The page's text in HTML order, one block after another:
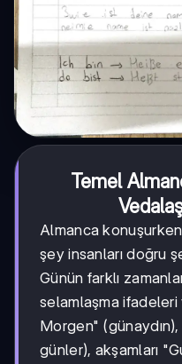
Temel
Almanca
şey insanları doğru
Günün farklı
selamlaşma ifadeleri
Morgen"
günler), akşamları